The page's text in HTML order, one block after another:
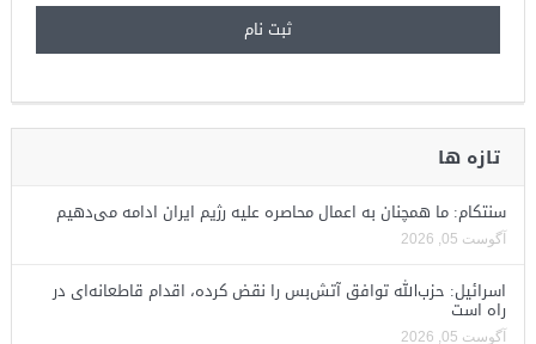
تازه ها
سنتکام: ما همچنان به اعمال محاصره علیه رژیم ایران ادامه می‌دهیم
آگوست 05, 2026
اسرائیل: حزب‌الله توافق آتش‌بس را نقض کرده، اقدام قاطعانه‌ای در
راه است
آگوست 05, 2026